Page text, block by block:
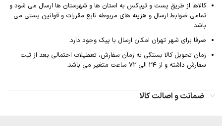
کالاها از طریق پست و تیپاکس به استان ها و شهرستان ها ارسال می شود و
تمامی ضوابط ارسال و هزینه های مربوطه تابع مقررات و قوانین پستی می
باشد.
صرفا برای شهر تهران امکان ارسال با پیک وجود دارد.
زمان تحویل کالا بستگی به زمان سفارش، تعطیلات احتمالی بعد از ثبت
سفارش داشته و از 24 الی 72 ساعت متغیر می باشد.
ضمانت و اصالت کالا